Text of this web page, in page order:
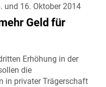
und 16. Oktober 2014
Geld für
Erhöhung in der
die
in privater Trägerschaft